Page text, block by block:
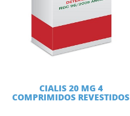
CIALIS 20 MG 4
COMPRIMIDOS REVESTIDOS